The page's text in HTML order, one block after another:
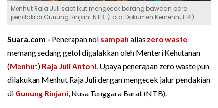
Menhut Raja Juli saat ikut mengecek barang bawaan para
pendaki di Gunung Rinjani, NTB. (Foto: Dokumen Kemenhut RI)
Suara.com - Penerapan nol sampah alias zero waste
memang sedang getol digalakkan oleh Menteri Kehutanan
(Menhut) Raja Juli Antoni. Upaya penerapan zero waste pun
dilakukan Menhut Raja Juli dengan mengecek jalur pendakian
di Gunung Rinjani, Nusa Tenggara Barat (NTB).